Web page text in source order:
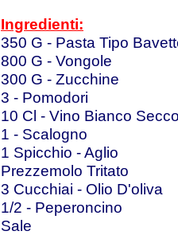
Ingredienti:
350 G - Pasta Tipo
800 G - Vongole
300 G - Zucchine
3 - Pomodori
10 Cl - Vino Bianco
1 - Scalogno
1 Spicchio - Aglio
Prezzemolo Tritato
3 Cucchiai - Olio D'oliva
1/2 - Peperoncino
Sale